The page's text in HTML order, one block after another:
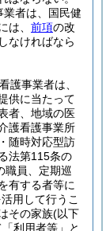
者は、国民健
は、 前項の改
なければなら
護事業者は、
供に当たって
者、地域の医
護看護事業所
随時対応型訪
法第115条の
職員、定期巡
有する者等に
用して行うこ
その家族(以下
利用者等」と